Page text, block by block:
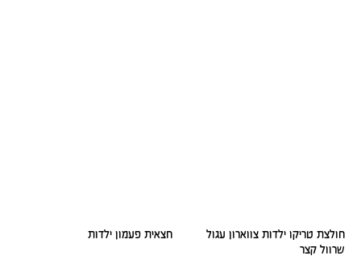
חולצת טריקו ילדות צווארון עגול
שרוול קצר
חצאית פעמון ילדות